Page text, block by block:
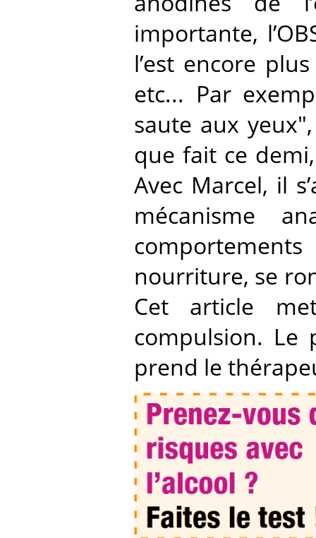
importante,
l’est encore
etc... Par
saute aux
que fait ce
Avec Marcel, il
mécanisme
nourriture, se
Cet article
compulsion. Le
prend le